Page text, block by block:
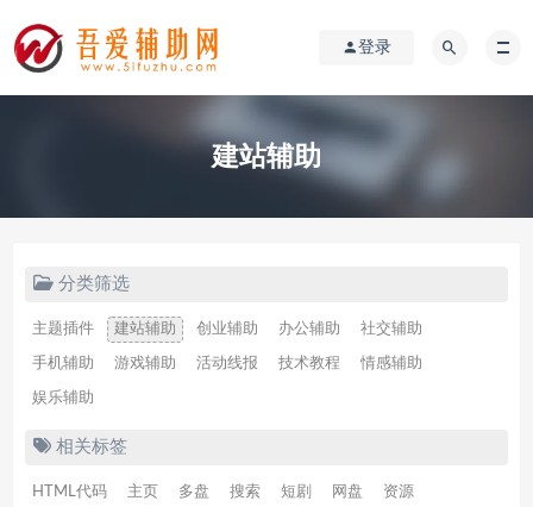
登录
建站辅助
分类筛选
主题插件 建站辅助 创业辅助 办公辅助 社交辅助
手机辅助 游戏辅助 活动线报 技术教程 情感辅助
娱乐辅助
相关标签
HTML代码 主页 多盘 搜索 短剧 网盘 资源